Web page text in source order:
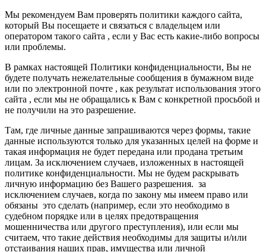
Мы рекомендуем Вам проверять политики каждого сайта,
который Вы посещаете и связаться с владельцем или
оператором такого сайта , если у Вас есть какие-либо вопросы
или проблемы.
В рамках настоящей Политики конфиденциальности, Вы не
будете получать нежелательные сообщения в бумажном виде
или по электронной почте , как результат использования этого
сайта , если мы не обращались к Вам с конкретной просьбой и
не получили на это разрешение.
Там, где личные данные запрашиваются через формы, такие
данные используются только для указанных целей на форме и
такая информация не будет передана или продана третьим
лицам. За исключением случаев, изложенных в настоящей
политике конфиденциальности. Мы не будем раскрывать
личную информацию без Вашего разрешения. за
исключением случаев, когда по закону мы имеем право или
обязаны это сделать (например, если это необходимо в
судебном порядке или в целях предотвращения
мошенничества или другого преступления), или если мы
считаем, что такие действия необходимы для защиты и/или
отстаивания наших прав, имущества или личной